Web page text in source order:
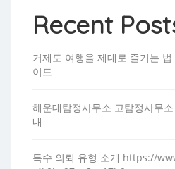
Recent
거제도 여행을 제대로 즐기는
이드
해운대탐정사무소 고탐정사무
내
특수 의뢰 유형 소개 https://